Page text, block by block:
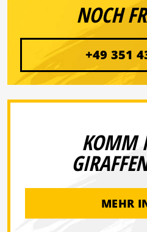
NOCH
+49 351
KOMM
MEHR